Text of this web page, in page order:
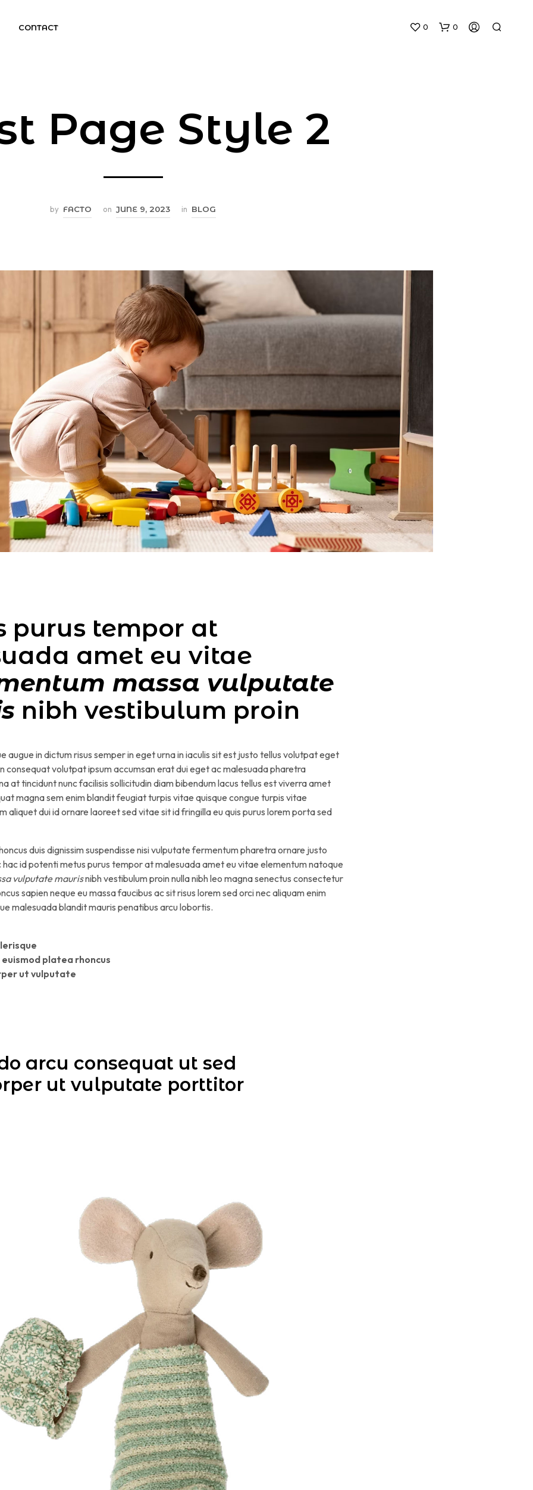
CONTACT 0 0
Page Style 2
by FACTO on JUNE 9, 2023 in BLOG
purus tempor at
amet eu vitae
massa vulputate
nibh vestibulum proin
augue in dictum risus semper in eget urna in iaculis sit est justo tellus volutpat eget
consequat volutpat ipsum accumsan erat dui eget ac malesuada pharetra
at tincidunt nunc facilisis sollicitudin diam bibendum lacus tellus est viverra amet
magna sem enim blandit feugiat turpis vitae quisque congue turpis vitae
aliquet dui id ornare laoreet sed vitae sit id fringilla eu quis purus lorem porta sed
duis dignissim suspendisse nisi vulputate fermentum pharetra ornare justo
hac id potenti metus purus tempor at malesuada amet eu vitae elementum natoque
vulputate maurisnibh vestibulum proin nulla nibh leo magna senectus consectetur
sapien neque eu massa faucibus ac sit risus lorem sed orci nec aliquam enim
malesuada blandit mauris penatibus arcu lobortis.
platea rhoncus
ut vulputate
arcu consequat ut sed
ut vulputate porttitor